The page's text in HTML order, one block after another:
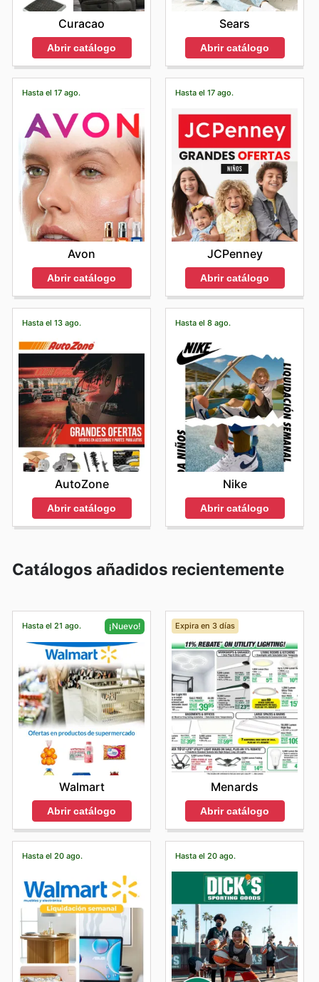
Curacao
Abrir catálogo
Sears
Abrir catálogo
Hasta el 17 ago.
Avon
Abrir catálogo
Hasta el 17 ago.
JCPenney
Abrir catálogo
Hasta el 13 ago.
AutoZone
Abrir catálogo
Hasta el 8 ago.
Nike
Abrir catálogo
Catálogos añadidos recientemente
Hasta el 21 ago. ¡Nuevo!
Walmart
Abrir catálogo
Expira en 3 días
Menards
Abrir catálogo
Hasta el 20 ago. Hasta el 20 ago.